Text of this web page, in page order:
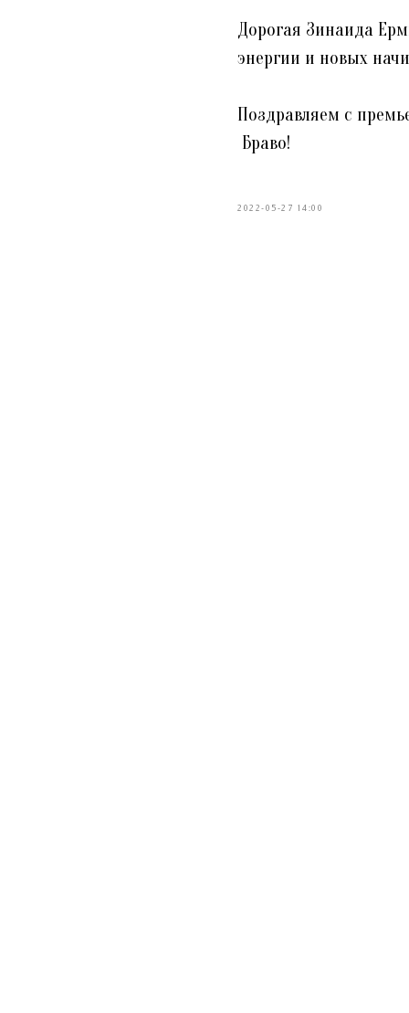
Дорогая Зинаида
энергии и новых
Поздравляем с
Браво!
2022-05-27 14:00